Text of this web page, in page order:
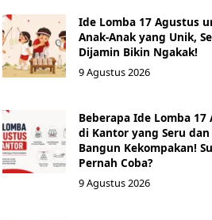
Ide Lomba 17 Agustus
Anak-Anak yang Unik,
Dijamin Bikin Ngakak!
9 Agustus 2026
Beberapa Ide Lomba 17
di Kantor yang Seru dan
Bangun Kekompakan!
Pernah Coba?
9 Agustus 2026